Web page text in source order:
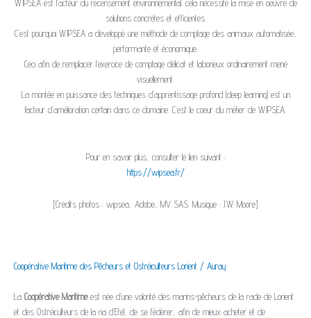
WIPSEA est l’acteur du recensement environnemental. cela nécessite la mise en oeuvre de
solutions concrètes et efficientes.
C’est pourquoi WIPSEA a développé une méthode de comptage des animaux automatisée,
performante et économique.
Ceci afin de remplacer l’exercice de comptage délicat et laborieux ordinairement mené
visuellement.
La montée en puissance des techniques d’apprentissage profond (deep learning) est un
facteur d’amélioration certain dans ce domaine. C’est le coeur du métier de WIPSEA.
Pour en savoir plus, consulter le lien suivant :
https://wipsea.fr/
[Crédits photos : wipsea, Adobe, MV SAS. Musique : J.W. Moore]
Coopérative Maritime des Pêcheurs et Ostréiculteurs Lorient / Auray
La Coopérative Maritimeest née d’une volonté des marins-pêcheurs de la rade de Lorient
et des Ostréiculteurs de la ria d’Etel, de se fédérer, afin de mieux acheter et de